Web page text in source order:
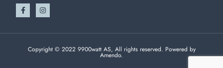
Copyright © 2022 9900watt AS, All rights reserved. Powered by
Amendo.